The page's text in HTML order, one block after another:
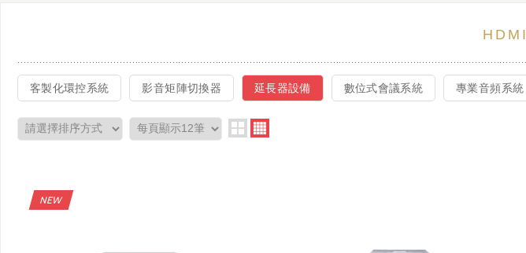
客製化環控系統 影音矩陣切換器 延長器設備 數位式會議系統 專業音頻系統